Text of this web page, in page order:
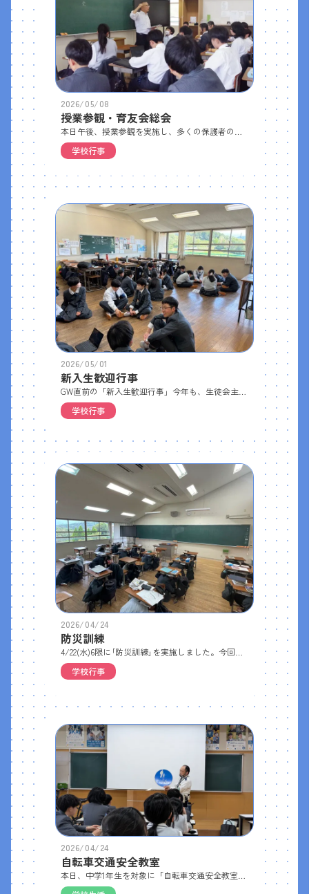
2026/05/08
授業参観・育友会総会
学校行事
2026/05/01
新入生歓迎行事
学校行事
2026/04/24
防災訓練
学校行事
2026/04/24
自転車交通安全教室